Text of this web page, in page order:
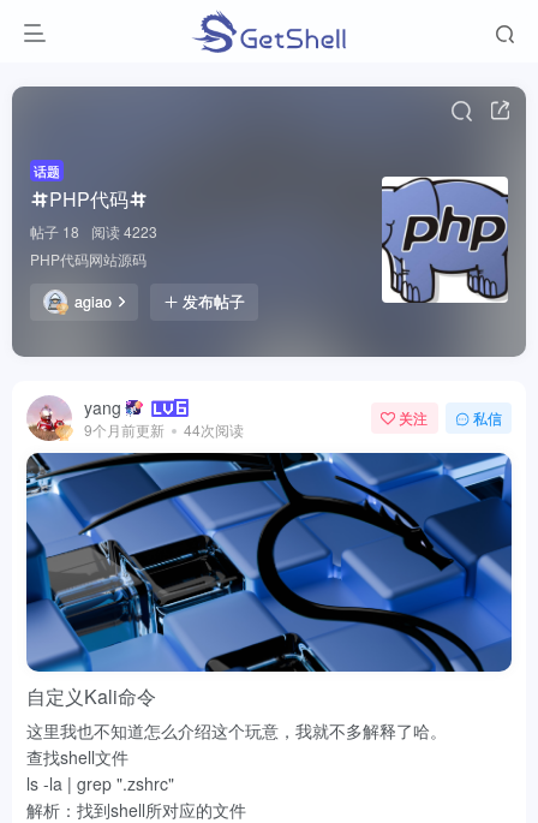
话题
PHP代码
帖子 18
阅读 4223
PHP代码网站源码
agiao 发布帖子
yang
9个月前更新 44次阅读
关注 私信
自定义Kali命令
这里我也不知道怎么介绍这个玩意，我就不多解释了哈。
查找shell文件
ls -la | grep ".zshrc"
解析：找到shell所对应的文件